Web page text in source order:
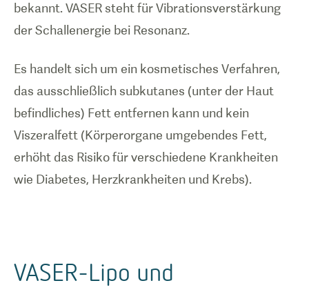
bekannt. VASER steht für Vibrationsverstärkung
der Schallenergie bei Resonanz.
Es handelt sich um ein kosmetisches Verfahren,
das ausschließlich subkutanes (unter der Haut
befindliches) Fett entfernen kann und kein
Viszeralfett (Körperorgane umgebendes Fett,
erhöht das Risiko für verschiedene Krankheiten
wie Diabetes, Herzkrankheiten und Krebs).
VASER-Lipo und